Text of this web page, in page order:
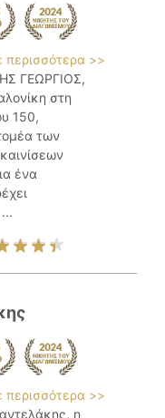
περισσότερα >>
ΓΕΩΡΓΙΟΣ,
στη
150,
των
ένα
περισσότερα >>
η